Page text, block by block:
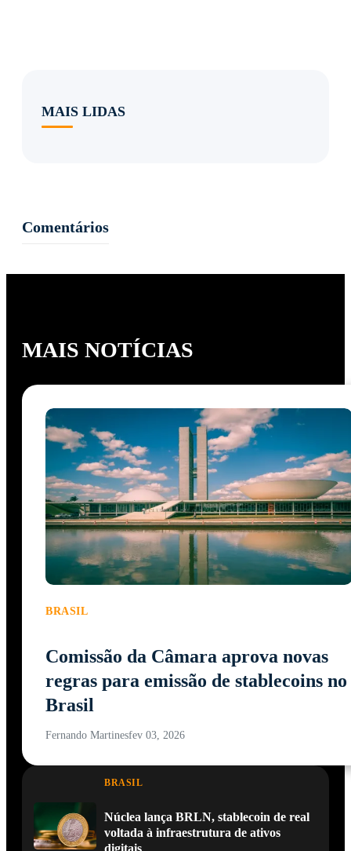
MAIS LIDAS
Comentários
MAIS NOTÍCIAS
BRASIL
Comissão da Câmara aprova novas
regras para emissão de stablecoins no
Brasil
Fernando Martinesfev 03, 2026
BRASIL
Núclea lança BRLN, stablecoin de real
voltada à infraestrutura de ativos